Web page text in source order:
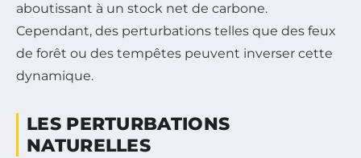
aboutissant à un stock net de carbone.
Cependant, des perturbations telles que des feux
de forêt ou des tempêtes peuvent inverser cette
dynamique.
LES PERTURBATIONS
NATURELLES